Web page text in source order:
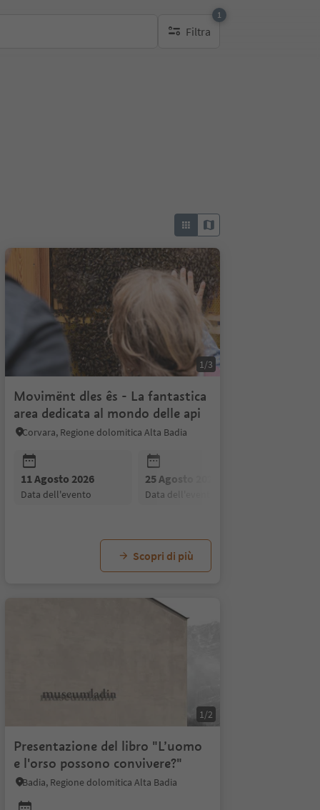
Filtra
1
1 filtro attivo
04 Settembre 2026
data dell'evento
1/3
Movimënt dles ês - La fantastica
area dedicata al mondo delle api
Corvara, Regione dolomitica Alta Badia
11 Agosto 2026
data dell'evento
25 Agosto 2026
data dell'evento
Scopri di più
1/2
Presentazione del libro "L’uomo
e l'orso possono convivere?"
Badia, Regione dolomitica Alta Badia